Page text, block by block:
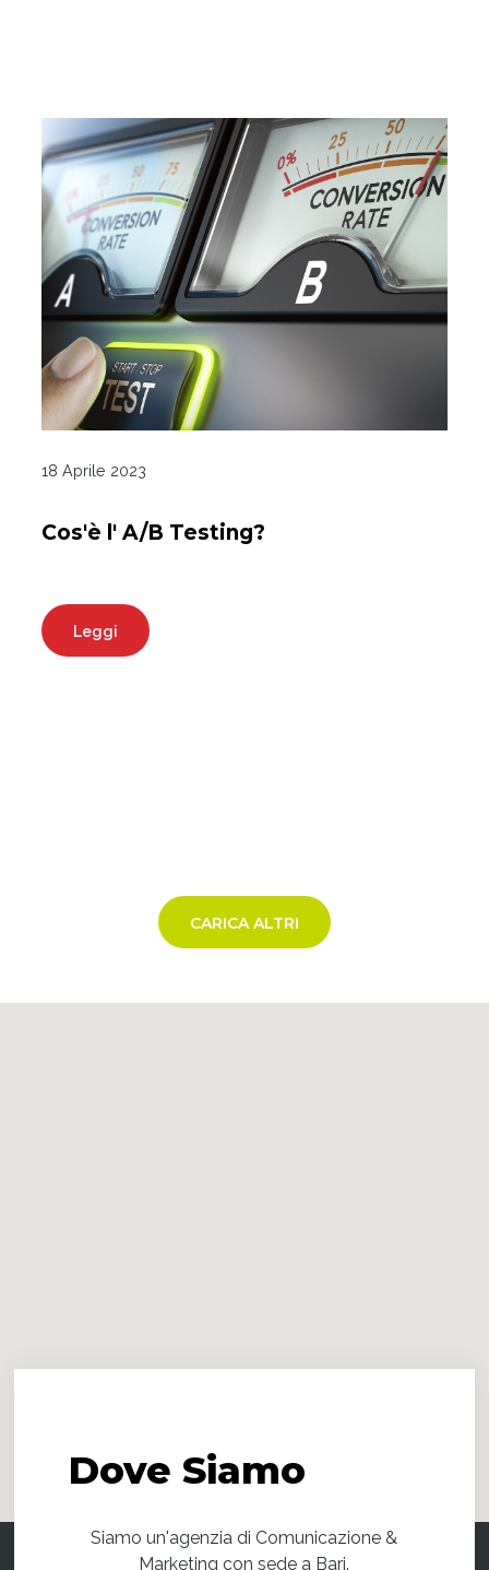
18 Aprile 2023
Cos'è l' A/B Testing?
Leggi
CARICA ALTRI
DoveSiamo
Siamo un'agenzia di Comunicazione &
Marketing con sede a Bari.